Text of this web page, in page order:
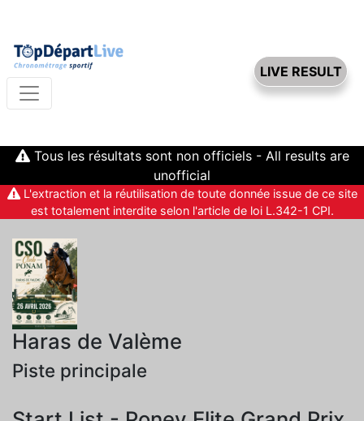
LIVE RESULT
Tous les résultats sont non officiels - All results are
unofficial
L'extraction et la réutilisation de toute donnée issue de ce site
est totalement interdite selon l'article de loi L.342-1 CPI.
Haras de Valème
Piste principale